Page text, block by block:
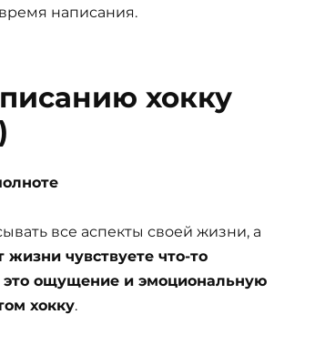
написания.
хокку
все аспекты своей жизни, а
чувствуете что-то
это ощущение и эмоциональную
хокку.